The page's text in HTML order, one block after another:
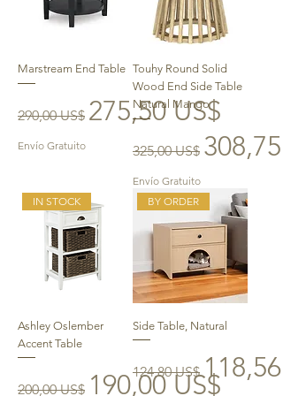
Marstream End Table
Precio
290,00 US$ Precio de oferta
275,50 US$
Envío Gratuito
Touhy Round Solid
Wood End Side Table
Natural Mango
Precio
325,00 US$ Precio
308,75
Envío Gratuito
IN STOCK
Ashley Oslember
Accent Table
Precio
200,00 US$ Precio de oferta
190,00 US$
BY ORDER
Side Table, Natural
Precio
124,80 US$Precio
118,56